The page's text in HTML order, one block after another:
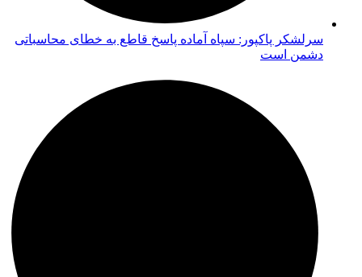
سرلشکر پاکپور: سپاه آماده پاسخ قاطع به خطای محاسباتی
دشمن است